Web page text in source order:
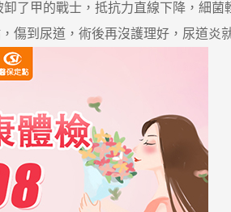
了甲的戰士，抵抗力直線下降，細
到尿道，術後再沒護理好，尿道炎